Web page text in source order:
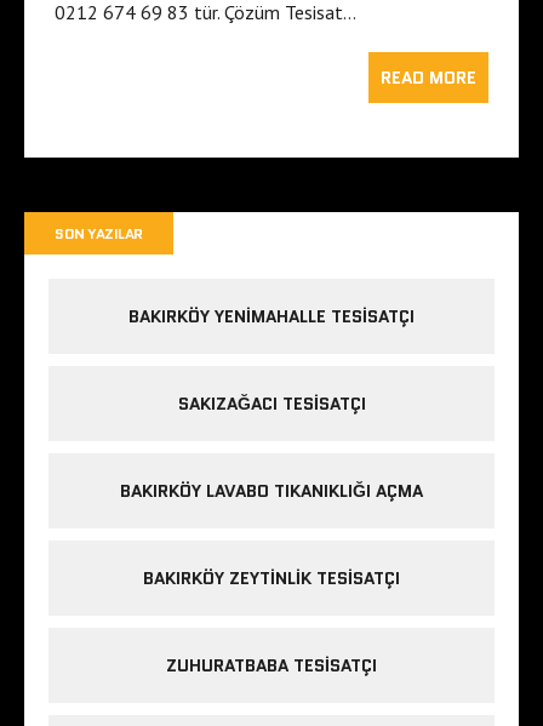
0212 674 69 83 tür. Çözüm Tesisat…
READ MORE
SON YAZILAR
BAKIRKÖY YENIMAHALLE TESISATÇI
SAKIZAĞACI TESISATÇI
BAKIRKÖY LAVABO TIKANIKLIĞI AÇMA
BAKIRKÖY ZEYTINLIK TESISATÇI
ZUHURATBABA TESISATÇI